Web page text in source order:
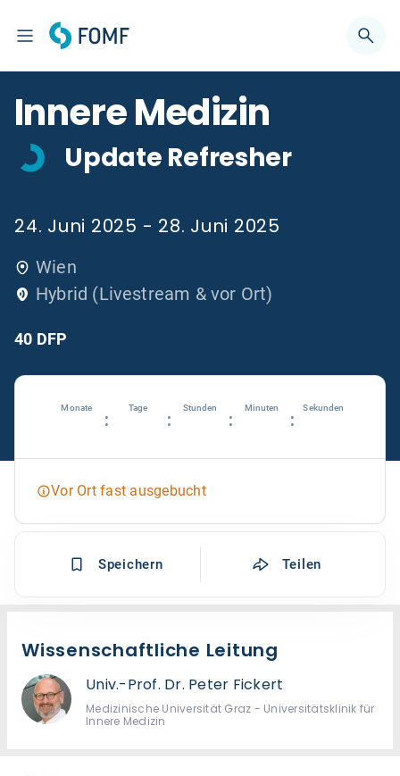
Innere Medizin
Update Refresher
24. Juni 2025 - 28. Juni 2025
Wien
Hybrid (Livestream & vor Ort)
40 DFP
Monate : Tage : Stunden : Minuten : Sekunden
Vor Ort fast ausgebucht
Speichern Teilen
Wissenschaftliche Leitung
Univ.-Prof. Dr. Peter Fickert
Medizinische Universität Graz - Universitätsklinik für
Innere Medizin